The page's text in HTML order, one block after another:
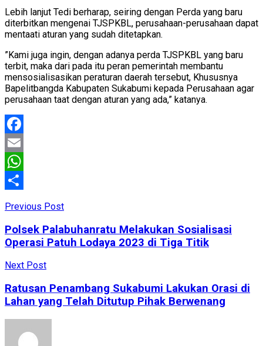
Lebih lanjut Tedi berharap, seiring dengan Perda yang baru
diterbitkan mengenai TJSPKBL, perusahaan-perusahaan dapat
mentaati aturan yang sudah ditetapkan.
”Kami juga ingin, dengan adanya perda TJSPKBL yang baru
terbit, maka dari pada itu peran pemerintah membantu
mensosialisasikan peraturan daerah tersebut, Khususnya
Bapelitbangda Kabupaten Sukabumi kepada Perusahaan agar
perusahaan taat dengan aturan yang ada,” katanya.
Facebook
Email
WhatsApp
Previous Post
Polsek Palabuhanratu Melakukan Sosialisasi
Operasi Patuh Lodaya 2023 di Tiga Titik
Next Post
Ratusan Penambang Sukabumi Lakukan Orasi di
Lahan yang Telah Ditutup Pihak Berwenang